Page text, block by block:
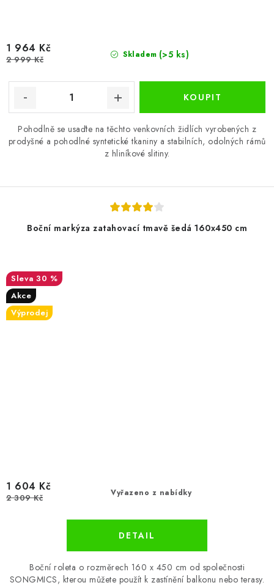
Skladem (>5 ks)
1 964 Kč
2 999 Kč
Pohodlně se usaďte na těchto venkovních židlích vyrobených z
prodyšné a pohodlné syntetické tkaniny a stabilních, odolných rámů
z hliníkové slitiny.
Boční markýza zatahovací tmavě šedá 160x450 cm
30 %
Akce
Výprodej
Vyřazeno z nabídky
1 604 Kč
2 309 Kč
Boční roleta o rozměrech 160 x 450 cm od společnosti
SONGMICS, kterou můžete použít k zastínění balkonu nebo terasy.